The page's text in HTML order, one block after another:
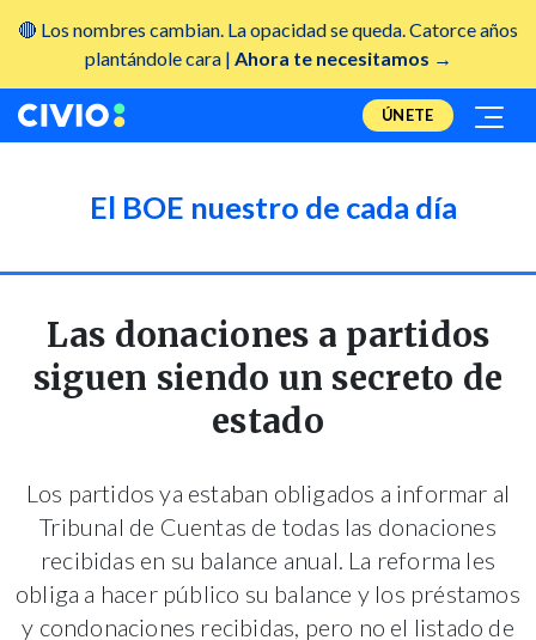
🔴 Los nombres cambian. La opacidad se queda. Catorce años
plantándole cara | Ahora te necesitamos →
ÚNETE
El BOE nuestro de cada día
Las donaciones a partidos
siguen siendo un secreto de
estado
Los partidos ya estaban obligados a informar al
Tribunal de Cuentas de todas las donaciones
recibidas en su balance anual. La reforma les
obliga a hacer público su balance y los préstamos
y condonaciones recibidas, pero no el listado de